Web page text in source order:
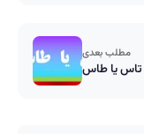
مطلب بعدی